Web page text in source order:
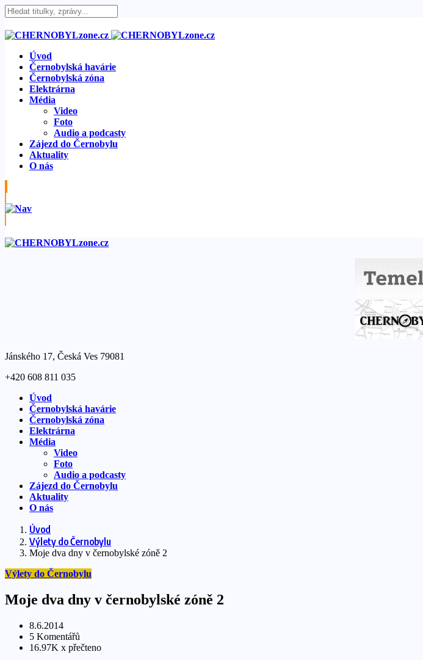
Úvod
Černobylská havárie
Černobylská zóna
Elektrárna
Média
Video
Foto
Audio a podcasty
Zájezd do Černobylu
Aktuality
O nás
Jánského 17, Česká Ves 79081
+420 608 811 035
Úvod
Černobylská havárie
Černobylská zóna
Elektrárna
Média
Video
Foto
Audio a podcasty
Zájezd do Černobylu
Aktuality
O nás
Úvod
Výlety do Černobylu
Moje dva dny v černobylské zóně 2
Výlety do Černobylu
Moje dva dny v černobylské zóně 2
8.6.2014
5 Komentářů
16.97K x přečteno